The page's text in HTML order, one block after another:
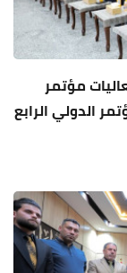
مؤتمر
الدولي الرابع